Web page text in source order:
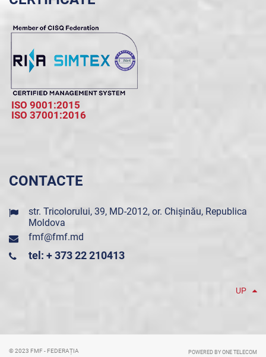
ISO 9001:2015
ISO 37001:2016
CONTACTE
str. Tricolorului, 39, MD-2012, or. Chișinău, Republica
Moldova
fmf@fmf.md
tel: + 373 22 210413
UP
© 2023 FMF - FEDERAȚIA POWERED BY ONE TELECOM